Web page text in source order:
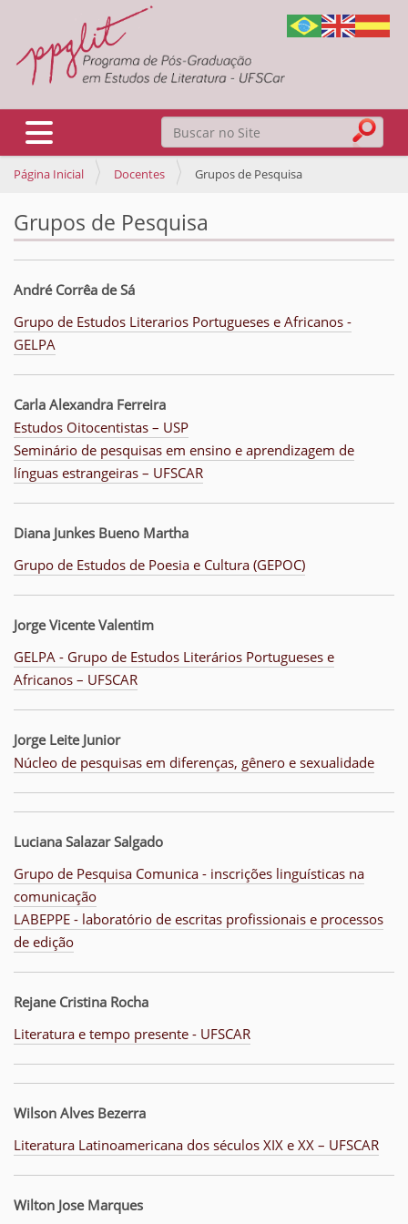
Busca
Busca Avançada…
Toggle navigation
Página Inicial Docentes Grupos de Pesquisa
Grupos de Pesquisa
André Corrêa de Sá
Grupo de Estudos Literarios Portugueses e Africanos -
GELPA
Carla Alexandra Ferreira
Estudos Oitocentistas – USP
Seminário de pesquisas em ensino e aprendizagem de
línguas estrangeiras – UFSCAR
Diana Junkes Bueno Martha
Grupo de Estudos de Poesia e Cultura (GEPOC)
Jorge Vicente Valentim
GELPA - Grupo de Estudos Literários Portugueses e
Africanos – UFSCAR
Jorge Leite Junior
Núcleo de pesquisas em diferenças, gênero e sexualidade
Luciana Salazar Salgado
Grupo de Pesquisa Comunica - inscrições linguísticas na
comunicação
LABEPPE - laboratório de escritas profissionais e processos
de edição
Rejane Cristina Rocha
Literatura e tempo presente - UFSCAR
Wilson Alves Bezerra
Literatura Latinoamericana dos séculos XIX e XX – UFSCAR
Wilton Jose Marques